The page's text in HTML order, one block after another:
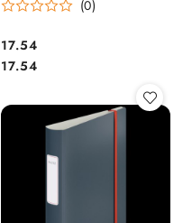
(0)
Cena:
17.54
Cena:
17.54